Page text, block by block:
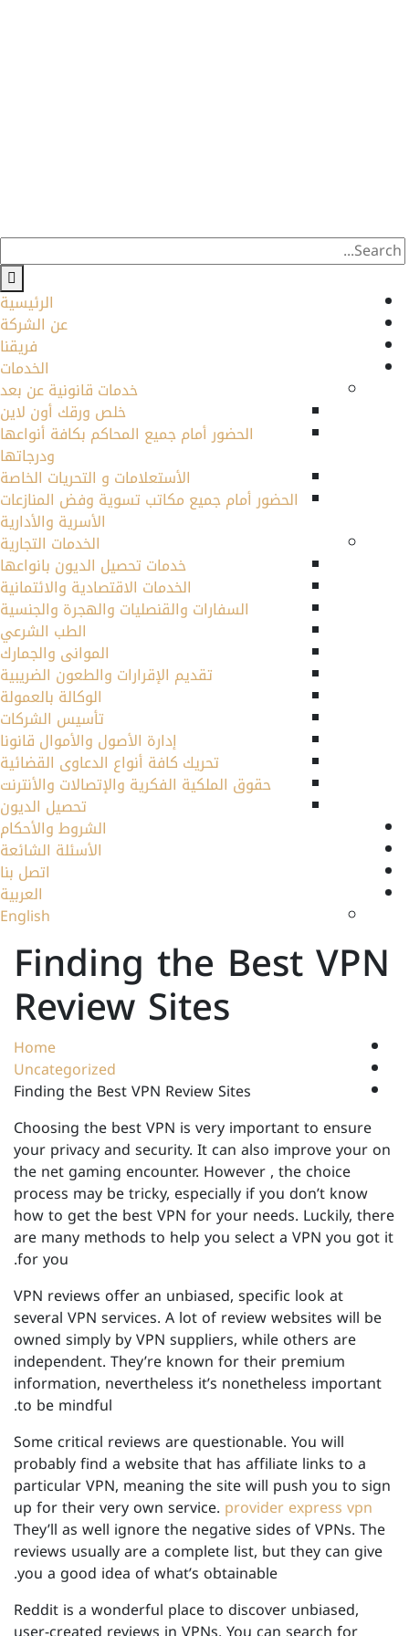
الرئيسية
عن الشركة
فريقنا
الخدمات
خدمات قانونية عن بعد
خلص ورقك أون لاين
الحضور أمام جميع المحاكم بكافة أنواعها
ودرجاتها
الأستعلامات و التحريات الخاصة
الحضور أمام جميع مكاتب تسوية وفض المنازعات
الأسرية والأدارية
الخدمات التجارية
خدمات تحصيل الديون بانواعها
الخدمات الاقتصادية والائتمانية
السفارات والقنصليات والهجرة والجنسية
الطب الشرعي
الموانى والجمارك
تقديم الإقرارات والطعون الضريبية
الوكالة بالعمولة
تأسيس الشركات
إدارة الأصول والأموال قانونا
تحريك كافة أنواع الدعاوى القضائية
حقوق الملكية الفكرية والإتصالات والأنترنت
تحصيل الديون
الشروط والأحكام
الأسئلة الشائعة
اتصل بنا
العربية
English
Finding the Best VPN
Review Sites
Home
Uncategorized
Finding the Best VPN Review Sites
Choosing the best VPN is very important to ensure
your privacy and security. It can also improve your on
the net gaming encounter. However , the choice
process may be tricky, especially if you don’t know
how to get the best VPN for your needs. Luckily, there
are many methods to help you select a VPN you got it
for you.
VPN reviews offer an unbiased, specific look at
several VPN services. A lot of review websites will be
owned simply by VPN suppliers, while others are
independent. They’re known for their premium
information, nevertheless it’s nonetheless important
to be mindful.
Some critical reviews are questionable. You will
probably find a website that has affiliate links to a
particular VPN, meaning the site will push you to sign
up for their very own service. provider express vpn
They’ll as well ignore the negative sides of VPNs. The
reviews usually are a complete list, but they can give
you a good idea of what’s obtainable.
Reddit is a wonderful place to discover unbiased,